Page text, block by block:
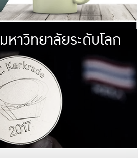
มหาวิทยา
พร้อมที่จ
และผลักดันในการใช้ระบบส
เพื่อการทำงานแ
มหาวิทยาลัยระดับโลก